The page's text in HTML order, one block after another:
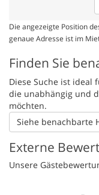
Die angezeigte Position
genaue Adresse ist im
Finden Sie
Diese Suche ist ideal
die unabhängig und
möchten.
Siehe benachbarte
Externe
Unsere